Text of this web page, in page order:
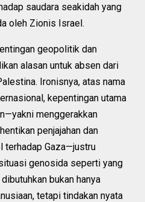
saudara seakidah yang
oleh Zionis Israel.
geopolitik dan
alasan untuk absen dari
Ironisnya, atas nama
kepentingan utama
menggerakkan
penjajahan dan
terhadap Gaza—justru
genosida seperti yang
bukan hanya
tetapi tindakan nyata